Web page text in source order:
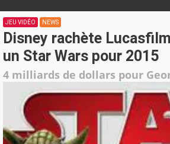
JEU VIDÉO NEWS
Disney rachète
un Star Wars pour 2015
4 milliards de dollars pour